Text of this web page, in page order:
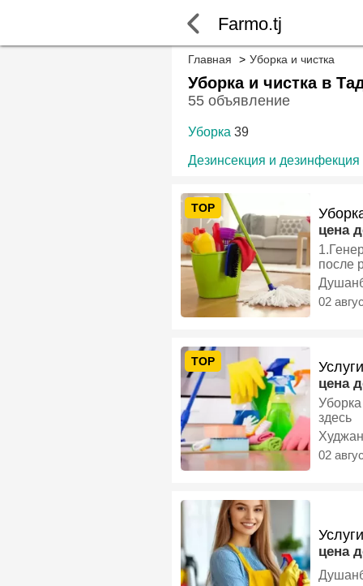
Farmo.tj
Главная Уборка и чистка
Уборка и чистка в
55 объявление
Уборка 39
Дезинсекция и дезинфекция
TOP
цена
1.Генеральная
02
TOP
цена
здесь
02
цена